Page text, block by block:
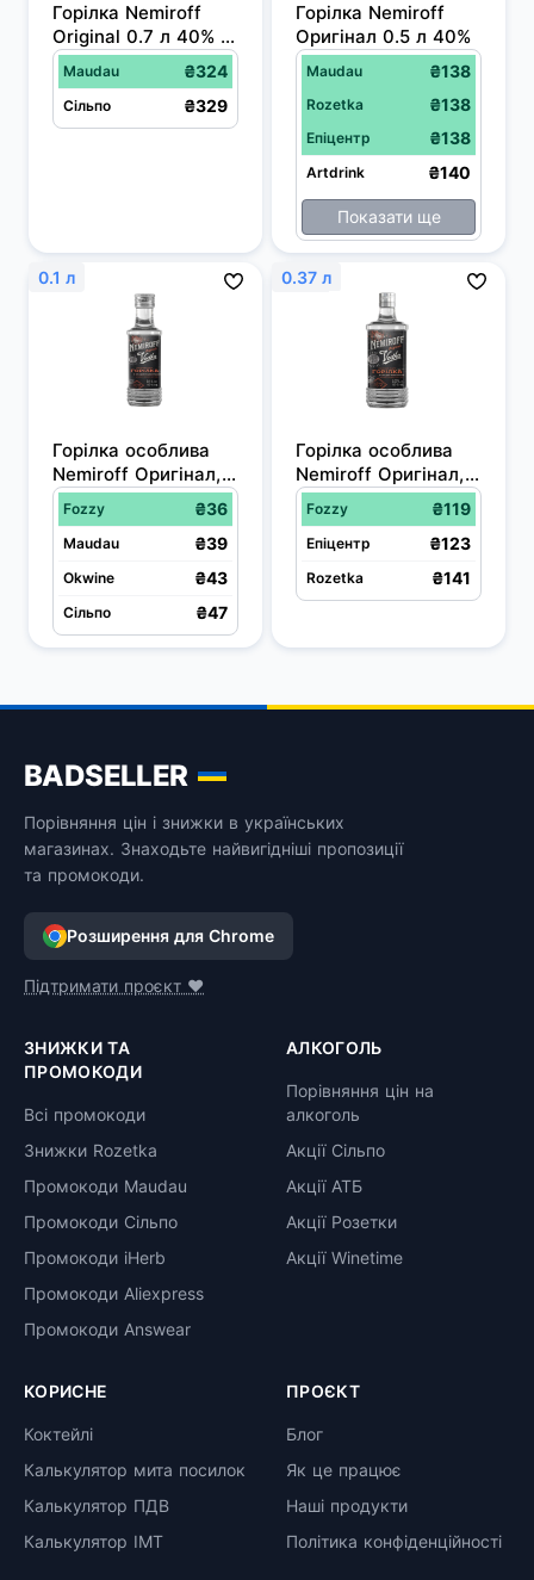
Горілка Nemiroff
Original 0.7 л 40% +
3 shots у
подарунковому
пакованні
Maudau ₴324
Сільпо ₴329
Горiлка Nemiroff
Оригінал 0.5 л 40%
Maudau ₴138
Rozetka ₴138
Епіцентр ₴138
Artdrink ₴140
Показати ще
0.1 л
Горілка особлива
Nemiroff Оригінал,
0,1 л
Fozzy ₴36
Maudau ₴39
Okwine ₴43
Сільпо ₴47
0.37 л
Горілка особлива
Nemiroff Оригінал,
40%, 0,37 л
Fozzy ₴119
Епіцентр ₴123
Rozetka ₴141
BADSELLER
Порівняння цін і знижки в українських
магазинах. Знаходьте найвигідніші пропозиції
та промокоди.
Розширення для Chrome
Підтримати проєкт ❤️
ЗНИЖКИ ТА
ПРОМОКОДИ
Всі промокоди
Знижки Rozetka
Промокоди Maudau
Промокоди Сільпо
Промокоди iHerb
Промокоди Aliexpress
Промокоди Answear
АЛКОГОЛЬ
Порівняння цін на
алкоголь
Акції Сільпо
Акції АТБ
Акції Розетки
Акції Winetime
КОРИСНЕ
Коктейлі
Калькулятор мита посилок
Калькулятор ПДВ
Калькулятор ІМТ
ПРОЄКТ
Блог
Як це працює
Наші продукти
Політика конфіденційності